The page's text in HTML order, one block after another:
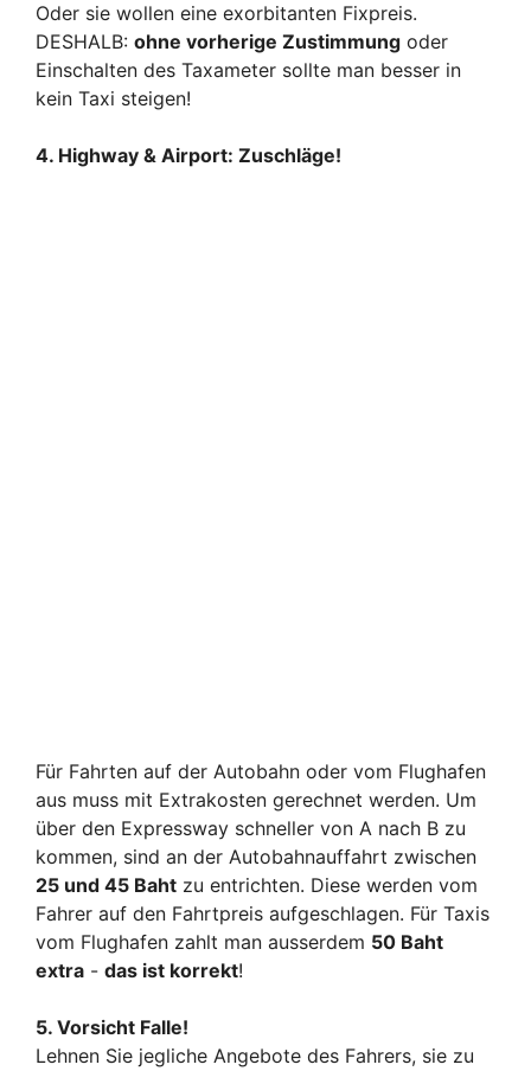
Oder sie wollen eine exorbitanten Fixpreis.
DESHALB: ohne vorherige Zustimmung oder
Einschalten des Taxameter sollte man besser in
kein Taxi steigen!
4. Highway & Airport: Zuschläge!
Für Fahrten auf der Autobahn oder vom Flughafen
aus muss mit Extrakosten gerechnet werden. Um
über den Expressway schneller von A nach B zu
kommen, sind an der Autobahnauffahrt zwischen
25 und 45 Baht zu entrichten. Diese werden vom
Fahrer auf den Fahrtpreis aufgeschlagen. Für Taxis
vom Flughafen zahlt man ausserdem 50 Baht
extra - das ist korrekt!
5. Vorsicht Falle!
Lehnen Sie jegliche Angebote des Fahrers, sie zu